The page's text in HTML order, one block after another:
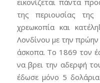
της περιουσίας
χρεωκοπία και
Λονδίνου με την
άσκοπα. Το 1869 τον
να βρει την αδερφή
έδωσε μόνο 5